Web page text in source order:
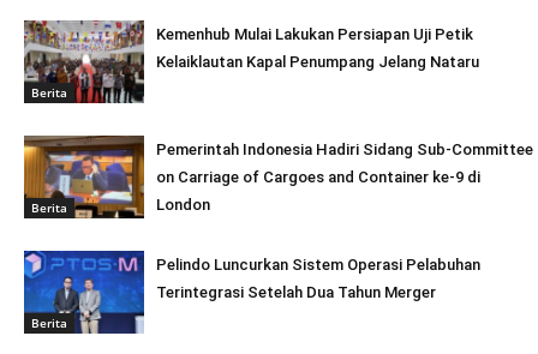
Berita
Kemenhub Mulai Lakukan Persiapan Uji Petik
Kelaiklautan Kapal Penumpang Jelang Nataru
Berita
Pemerintah Indonesia Hadiri Sidang Sub-Committee
on Carriage of Cargoes and Container ke-9 di
London
Berita
Pelindo Luncurkan Sistem Operasi Pelabuhan
Terintegrasi Setelah Dua Tahun Merger